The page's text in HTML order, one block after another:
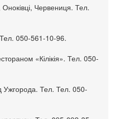
Червениця. Тел.
050-561-10-96.
«Кілікія». Тел. 050-
Ужгорода. Тел. Тел. 050-